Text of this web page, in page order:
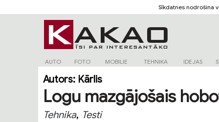
Sīkdatnes nodrošina
AUTO FOTO MOBILIE TEHNIKA IDEJAS
Autors: Kārlis
Logu mazgājošais
Tehnika, Testi